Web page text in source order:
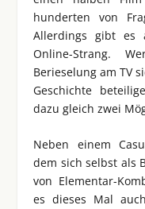
hunderten von
Allerdings gibt es
Online-Strang.
Berieselung am TV
Geschichte
dazu gleich zwei
Neben einem
dem sich selbst als
von Elementar-
es dieses Mal